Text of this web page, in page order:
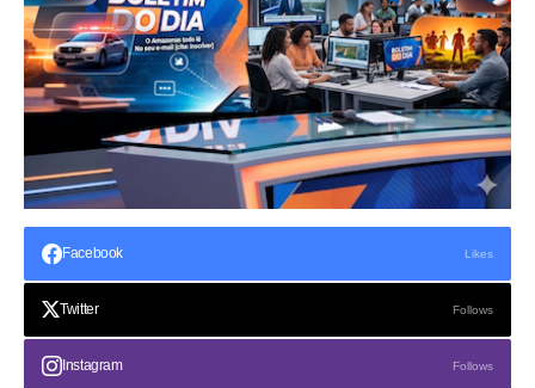
Facebook Likes
Twitter Follows
Instagram Follows